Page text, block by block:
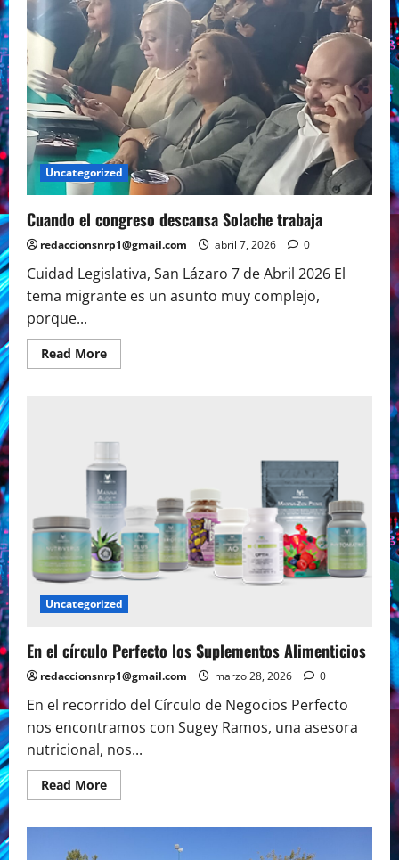
Uncategorized
Cuando el congreso descansa Solache trabaja
redaccionsnrp1@gmail.com abril 7, 2026 0
Cuidad Legislativa, San Lázaro 7 de Abril 2026 El
tema migrante es un asunto muy complejo,
porque...
Read MoreRead
more
Solache
Uncategorized
En el círculo Perfecto los Suplementos Alimenticios
redaccionsnrp1@gmail.com marzo 28, 2026 0
En el recorrido del Círculo de Negocios Perfecto
nos encontramos con Sugey Ramos, una asesora
nutricional, nos...
Read MoreRead
more